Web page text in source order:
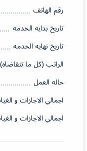
رقم الهاتف
تاريخ بدايه الخدمه
تاريخ نهايه الخدمه
الراتب (كل ما تتقاضاه)
حاله العمل
اجمالي الاجازات و
اجمالي الاجازات و